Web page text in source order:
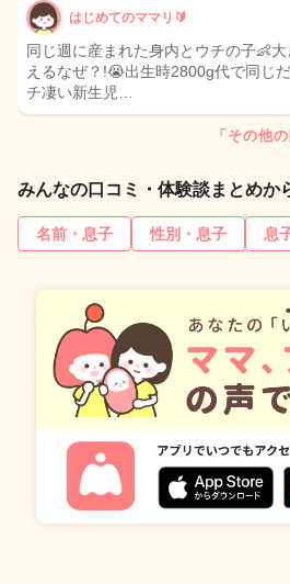
はじめてのママリ🔰
同じ週に産まれた身内とウチの子👶
えるなぜ？!😭出生時2800g代で同じ
チ凄い新生児…
「その他
みんなの口コミ・体験談まとめか
名前・息子 性別・息子 息